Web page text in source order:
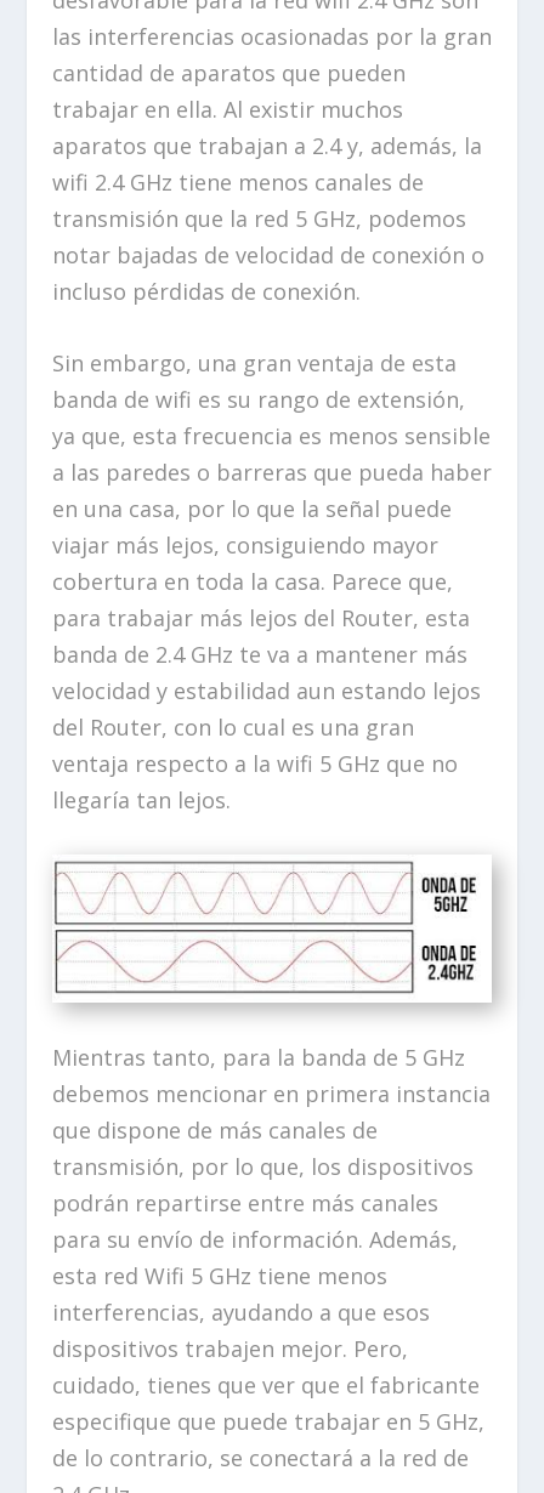
las interferencias ocasionadas por la gran
cantidad de aparatos que pueden
trabajar en ella. Al existir muchos
aparatos que trabajan a 2.4 y, además, la
wifi 2.4 GHz tiene menos canales de
transmisión que la red 5 GHz, podemos
notar bajadas de velocidad de conexión o
incluso pérdidas de conexión.
Sin embargo, una gran ventaja de esta
banda de wifi es su rango de extensión,
ya que, esta frecuencia es menos sensible
a las paredes o barreras que pueda haber
en una casa, por lo que la señal puede
viajar más lejos, consiguiendo mayor
cobertura en toda la casa. Parece que,
para trabajar más lejos del Router, esta
banda de 2.4 GHz te va a mantener más
velocidad y estabilidad aun estando lejos
del Router, con lo cual es una gran
ventaja respecto a la wifi 5 GHz que no
llegaría tan lejos.
Mientras tanto, para la banda de 5 GHz
debemos mencionar en primera instancia
que dispone de más canales de
transmisión, por lo que, los dispositivos
podrán repartirse entre más canales
para su envío de información. Además,
esta red Wifi 5 GHz tiene menos
interferencias, ayudando a que esos
dispositivos trabajen mejor. Pero,
cuidado, tienes que ver que el fabricante
especifique que puede trabajar en 5 GHz,
de lo contrario, se conectará a la red de